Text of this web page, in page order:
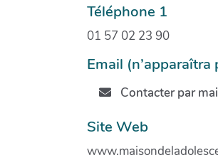
Téléphone 1
01 57 02 23 90
Email (n’apparaîtra
Contacter par
Site Web